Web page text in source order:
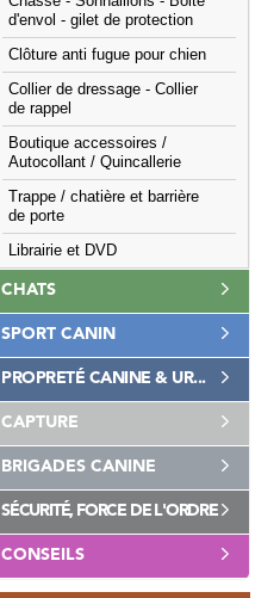
d'envol - gilet de protection
Clôture anti fugue pour chien
Collier de dressage - Collier
de rappel
Boutique accessoires /
Autocollant / Quincallerie
Trappe / chatière et barrière
de porte
Librairie et DVD
CHATS
SPORT CANIN
PROPRETÉ CANINE & UR...
CAPTURE
BRIGADES CANINE
SÉCURITÉ, FORCE DE L'ORDRE
CONSEILS